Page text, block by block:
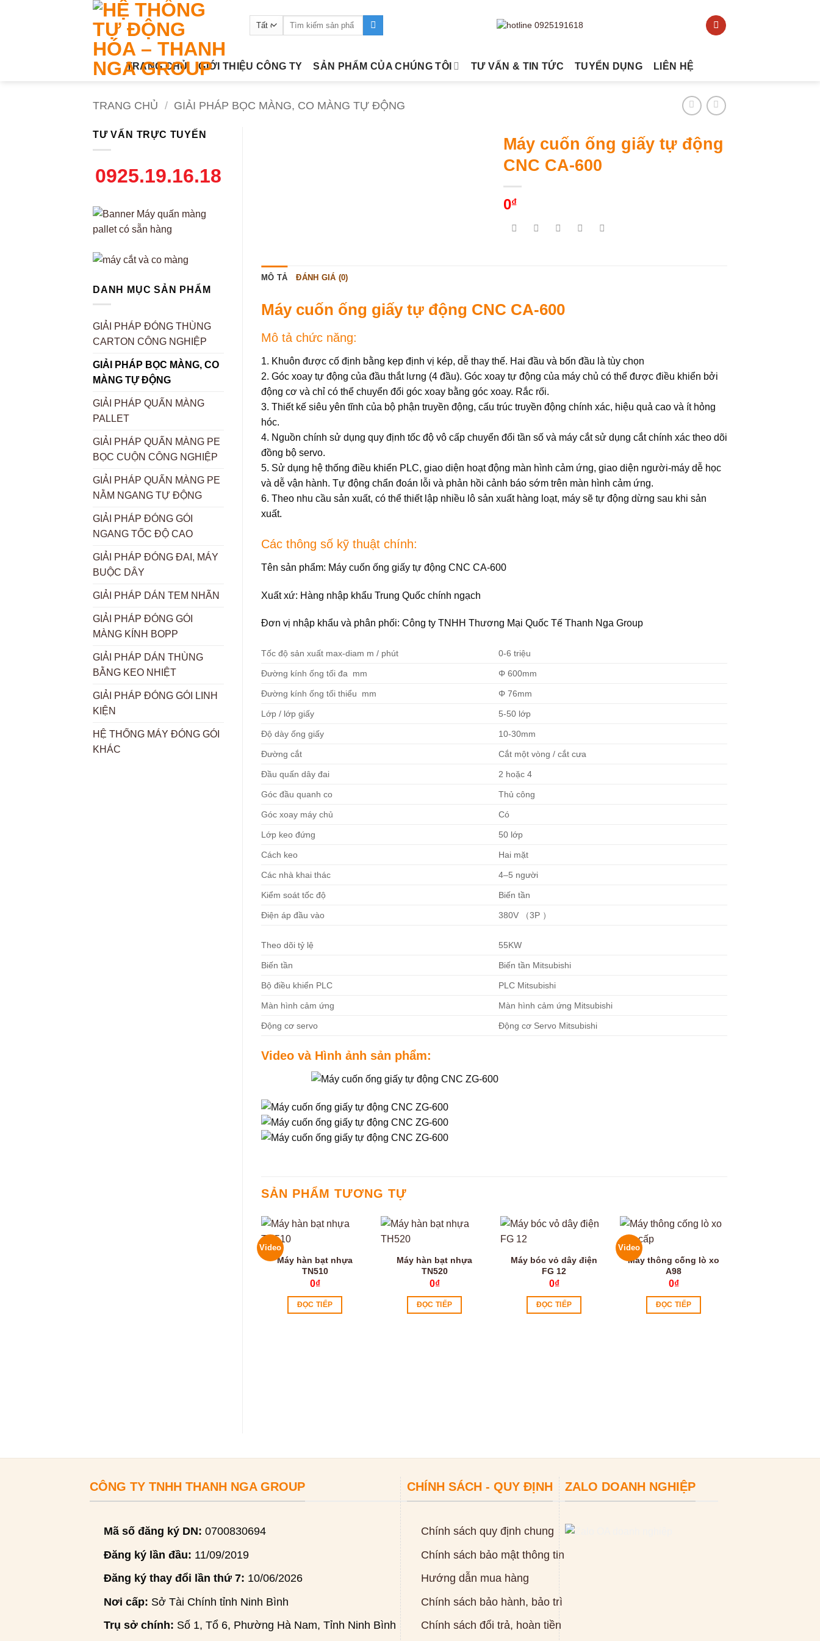
Tìm
TRANG CHỦ GIỚI THIỆU CÔNG TY SẢN PHẨM CỦA CHÚNG TÔI TƯ VẤN & TIN TỨC TUYỂN DỤNG LIÊN HỆ
TRANG CHỦ / GIẢI PHÁP BỌC MÀNG, CO MÀNG TỰ ĐỘNG
TƯ VẤN TRỰC TUYẾN
0925.19.16.18
DANH MỤC SẢN PHẨM
GIẢI PHÁP ĐÓNG THÙNG
CARTON CÔNG NGHIỆP
GIẢI PHÁP BỌC MÀNG, CO
MÀNG TỰ ĐỘNG
GIẢI PHÁP QUẤN MÀNG
PALLET
GIẢI PHÁP QUẤN MÀNG PE
BỌC CUỘN CÔNG NGHIỆP
GIẢI PHÁP QUẤN MÀNG PE
NẰM NGANG TỰ ĐỘNG
GIẢI PHÁP ĐÓNG GÓI
NGANG TỐC ĐỘ CAO
GIẢI PHÁP ĐÓNG ĐAI, MÁY
BUỘC DÂY
GIẢI PHÁP DÁN TEM NHÃN
GIẢI PHÁP ĐÓNG GÓI
MÀNG KÍNH BOPP
GIẢI PHÁP DÁN THÙNG
BẰNG KEO NHIỆT
GIẢI PHÁP ĐÓNG GÓI LINH
KIỆN
HỆ THỐNG MÁY ĐÓNG GÓI
KHÁC
Máy cuốn ống giấy tự động
CNC CA-600
0₫
MÔ TẢ ĐÁNH GIÁ (0)
Máy cuốn ống giấy tự động CNC CA-600
Mô tả chức năng:
1. Khuôn được cố định bằng kẹp định vị kép, dễ thay thế. Hai đầu và bốn đầu là tùy chọn
2. Góc xoay tự động của đầu thắt lưng (4 đầu). Góc xoay tự động của máy chủ có thể được điều khiển bởi
động cơ và chỉ có thể chuyển đổi góc xoay bằng góc xoay. Rắc rối.
3. Thiết kế siêu yên tĩnh của bộ phận truyền động, cấu trúc truyền động chính xác, hiệu quả cao và ít hỏng
hóc.
4. Nguồn chính sử dụng quy định tốc độ vô cấp chuyển đổi tần số và máy cắt sử dụng cắt chính xác theo dõi
đồng bộ servo.
5. Sử dụng hệ thống điều khiển PLC, giao diện hoạt động màn hình cảm ứng, giao diện người-máy dễ học
và dễ vận hành. Tự động chẩn đoán lỗi và phản hồi cảnh báo sớm trên màn hình cảm ứng.
6. Theo nhu cầu sản xuất, có thể thiết lập nhiều lô sản xuất hàng loạt, máy sẽ tự động dừng sau khi sản
xuất.
Các thông số kỹ thuật chính:
Tên sản phẩm: Máy cuốn ống giấy tự động CNC CA-600
Xuất xứ: Hàng nhập khẩu Trung Quốc chính ngạch
Đơn vị nhập khẩu và phân phối: Công ty TNHH Thương Mại Quốc Tế Thanh Nga Group
Tốc độ sản xuất max-diam m / phút 0-6 triệu
Đường kính ống tối đa mm Φ 600mm
Đường kính ống tối thiểu mm Φ 76mm
Lớp / lớp giấy 5-50 lớp
Độ dày ống giấy 10-30mm
Đường cắt Cắt một vòng / cắt cưa
Đầu quấn dây đai 2 hoặc 4
Góc đầu quanh co Thủ công
Góc xoay máy chủ Có
Lớp keo đứng 50 lớp
Cách keo Hai mặt
Các nhà khai thác 4–5 người
Kiểm soát tốc độ Biến tần
Điện áp đầu vào 380V （3P ）
Theo dõi tỷ lệ 55KW
Biến tần Biến tần Mitsubishi
Bộ điều khiển PLC PLC Mitsubishi
Màn hình cảm ứng Màn hình cảm ứng Mitsubishi
Động cơ servo Động cơ Servo Mitsubishi
Video và Hình ảnh sản phẩm:
SẢN PHẨM TƯƠNG TỰ
Video
Máy hàn bạt nhựa
TN510
0₫
ĐỌC TIẾP
Máy hàn bạt nhựa
TN520
0₫
ĐỌC TIẾP
Máy bóc vỏ dây điện
FG 12
0₫
ĐỌC TIẾP
Video
Máy thông cống lò xo
A98
0₫
ĐỌC TIẾP
CÔNG TY TNHH THANH NGA GROUP
Mã số đăng ký DN: 0700830694
Đăng ký lần đầu: 11/09/2019
Đăng ký thay đổi lần thứ 7: 10/06/2026
Nơi cấp: Sở Tài Chính tỉnh Ninh Bình
Trụ sở chính: Số 1, Tổ 6, Phường Hà Nam, Tỉnh Ninh Bình
CHÍNH SÁCH - QUY ĐỊNH
Chính sách quy định chung
Chính sách bảo mật thông tin
Hướng dẫn mua hàng
Chính sách bảo hành, bảo trì
Chính sách đổi trả, hoàn tiền
ZALO DOANH NGHIỆP